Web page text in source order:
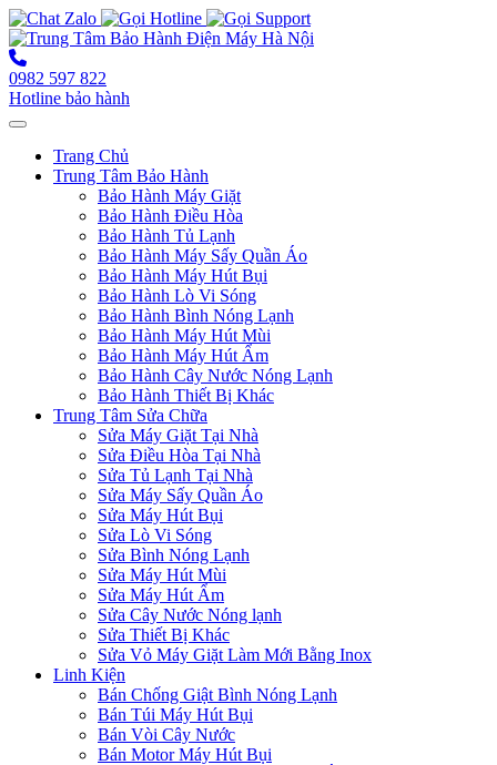
0982 597 822
Hotline bảo hành
Toggle navigation
Trang Chủ
Trung Tâm Bảo Hành
Bảo Hành Máy Giặt
Bảo Hành Điều Hòa
Bảo Hành Tủ Lạnh
Bảo Hành Máy Sấy Quần Áo
Bảo Hành Máy Hút Bụi
Bảo Hành Lò Vi Sóng
Bảo Hành Bình Nóng Lạnh
Bảo Hành Máy Hút Mùi
Bảo Hành Máy Hút Ẩm
Bảo Hành Cây Nước Nóng Lạnh
Bảo Hành Thiết Bị Khác
Trung Tâm Sửa Chữa
Sửa Máy Giặt Tại Nhà
Sửa Điều Hòa Tại Nhà
Sửa Tủ Lạnh Tại Nhà
Sửa Máy Sấy Quần Áo
Sửa Máy Hút Bụi
Sửa Lò Vi Sóng
Sửa Bình Nóng Lạnh
Sửa Máy Hút Mùi
Sửa Máy Hút Ẩm
Sửa Cây Nước Nóng lạnh
Sửa Thiết Bị Khác
Sửa Vỏ Máy Giặt Làm Mới Bằng Inox
Linh Kiện
Bán Chống Giật Bình Nóng Lạnh
Bán Túi Máy Hút Bụi
Bán Vòi Cây Nước
Bán Motor Máy Hút Bụi